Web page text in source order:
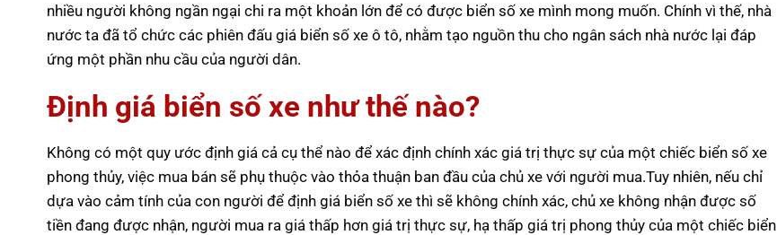
nhiều người không ngần ngại chi ra một khoản lớn để có được biển số xe mình mong muốn. Chính vì thế, nhà
nước ta đã tổ chức các phiên đấu giá biển số xe ô tô, nhằm tạo nguồn thu cho ngân sách nhà nước lại đáp
ứng một phần nhu cầu của người dân.
Định giá biển số xe như thế nào?
Không có một quy ước định giá cả cụ thể nào để xác định chính xác giá trị thực sự của một chiếc biển số xe
phong thủy, việc mua bán sẽ phụ thuộc vào thỏa thuận ban đầu của chủ xe với người mua.Tuy nhiên, nếu chỉ
dựa vào cảm tính của con người để định giá biển số xe thì sẽ không chính xác, chủ xe không nhận được số
tiền đang được nhận, người mua ra giá thấp hơn giá trị thực sự, hạ thấp giá trị phong thủy của một chiếc biển